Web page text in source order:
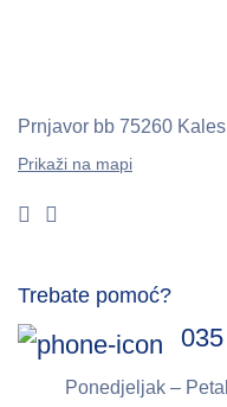
Prnjavor bb 75260
Prikaži na mapi
Trebate pomoć?
Ponedjeljak –